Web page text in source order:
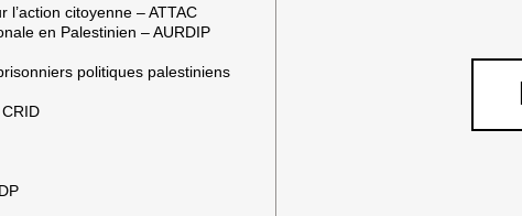
citoyenne – ATTAC
en Palestinien – AURDIP
politiques palestiniens